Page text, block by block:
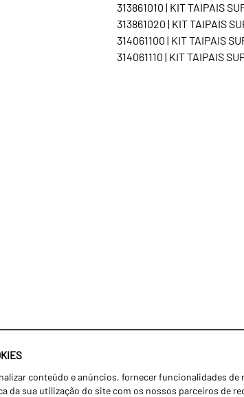
conteúdo e anúncios, fornecer funcionalidades de
da sua utilização do site com os nossos parceiros de
313861010 | KIT TAIPAIS
313861020 | KIT TAIPAIS
314061100 | KIT TAIPAIS
314061110 | KIT TAIPAIS
Agricultura